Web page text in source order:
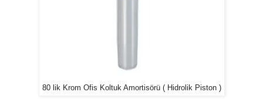
80 lik Krom Ofis Koltuk Amortisörü ( Hidrolik Piston )